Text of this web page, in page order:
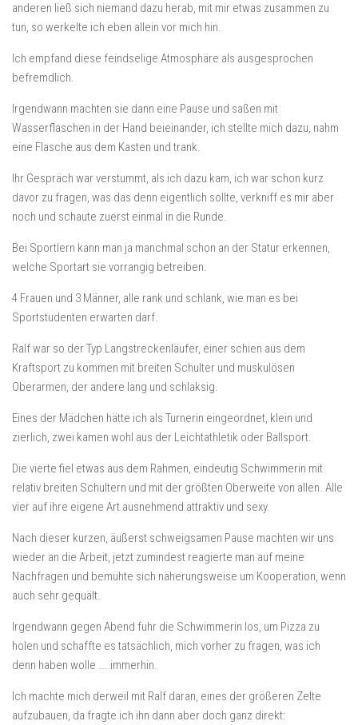
anderen ließ sich niemand dazu herab, mit mir etwas zusammen zu
tun, so werkelte ich eben allein vor mich hin.
Ich empfand diese feindselige Atmosphäre als ausgesprochen
befremdlich.
Irgendwann machten sie dann eine Pause und saßen mit
Wasserflaschen in der Hand beieinander, ich stellte mich dazu, nahm
eine Flasche aus dem Kasten und trank.
Ihr Gespräch war verstummt, als ich dazu kam, ich war schon kurz
davor zu fragen, was das denn eigentlich sollte, verkniff es mir aber
noch und schaute zuerst einmal in die Runde.
Bei Sportlern kann man ja manchmal schon an der Statur erkennen,
welche Sportart sie vorrangig betreiben.
4 Frauen und 3 Männer, alle rank und schlank, wie man es bei
Sportstudenten erwarten darf.
Ralf war so der Typ Langstreckenläufer, einer schien aus dem
Kraftsport zu kommen mit breiten Schulter und muskulösen
Oberarmen, der andere lang und schlaksig.
Eines der Mädchen hätte ich als Turnerin eingeordnet, klein und
zierlich, zwei kamen wohl aus der Leichtathletik oder Ballsport.
Die vierte fiel etwas aus dem Rahmen, eindeutig Schwimmerin mit
relativ breiten Schultern und mit der größten Oberweite von allen. Alle
vier auf ihre eigene Art ausnehmend attraktiv und sexy.
Nach dieser kurzen, äußerst schweigsamen Pause machten wir uns
wieder an die Arbeit, jetzt zumindest reagierte man auf meine
Nachfragen und bemühte sich näherungsweise um Kooperation, wenn
auch sehr gequält.
Irgendwann gegen Abend fuhr die Schwimmerin los, um Pizza zu
holen und schaffte es tatsächlich, mich vorher zu fragen, was ich
denn haben wolle …. immerhin.
Ich machte mich derweil mit Ralf daran, eines der größeren Zelte
aufzubauen, da fragte ich ihn dann aber doch ganz direkt: